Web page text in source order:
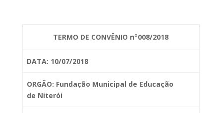
TERMO DE CONVÊNIO n°008/2018
DATA: 10/07/2018
ORGÃO: Fundação Municipal de Educação
de Niterói